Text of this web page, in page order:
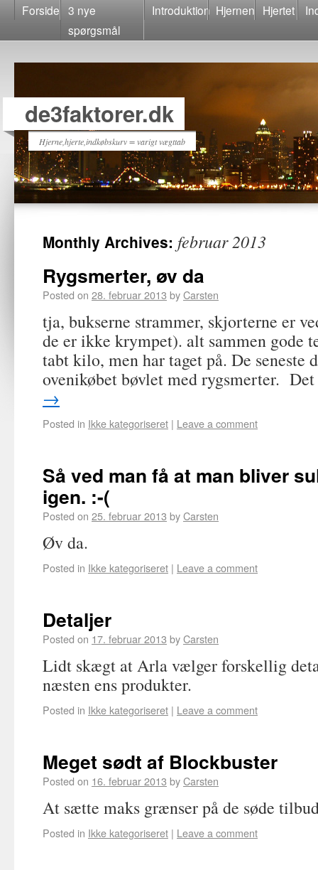
Forside 3 nye
spørgsmål
Introduktion Hjernen Hjertet
de3faktorer.dk
Hjerne,hjerte,indkøbskurv = varigt vægttab
Monthly Archives: februar 2013
Rygsmerter, øv da
Posted on 28. februar 2013 byCarsten
tja, bukserne strammer, skjorterne er
de er ikke krympet). alt sammen gode
tabt kilo, men har taget på. De seneste
ovenikøbet bøvlet med rygsmerter.
→
Posted in Ikke kategoriseret | Leave a comment
Så ved man få at man bliver
igen. :-(
Posted on 25. februar 2013 byCarsten
Øv da.
Posted in Ikke kategoriseret | Leave a comment
Detaljer
Posted on 17. februar 2013 byCarsten
Lidt skægt at Arla vælger forskellig
næsten ens produkter.
Posted in Ikke kategoriseret | Leave a comment
Meget sødt af Blockbuster
Posted on 16. februar 2013 byCarsten
At sætte maks grænser på de søde
Posted in Ikke kategoriseret | Leave a comment